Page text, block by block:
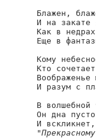
Блажен,
И на закате
Как в
Еще в
Кому
Кто
Воображенье
И разум с
В волшебной
Он дна